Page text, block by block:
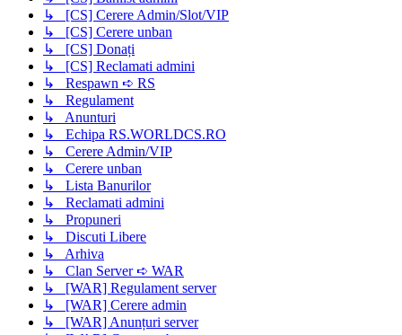
↳ [CS] Cerere Admin/Slot/VIP
↳ [CS] Cerere unban
↳ [CS] Donați
↳ [CS] Reclamati admini
↳ Respawn ➪ RS
↳ Regulament
↳ Anunturi
↳ Echipa RS.WORLDCS.RO
↳ Cerere Admin/VIP
↳ Cerere unban
↳ Lista Banurilor
↳ Reclamati admini
↳ Propuneri
↳ Discuti Libere
↳ Arhiva
↳ Clan Server ➪ WAR
↳ [WAR] Regulament server
↳ [WAR] Cerere admin
↳ [WAR] Anunțuri server